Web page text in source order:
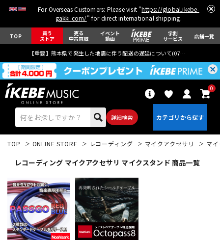
For Overseas Customers: Please visit "https://global.ikebe-
gakki.com/" for direct international shipping.
TOP 買う
ストア
売る
中古買取
イベント
動画
学割
サービス 店舗一覧
【重要】熊本県で発生した地震に伴う配送の遅延について(07月29日
詳細検索
0
エレキギター
ベース
TOP ONLINE STORE レコーディング マイクアクセサリ マ
レコーディング マイクアクセサリ マイクスタンド 商品一覧